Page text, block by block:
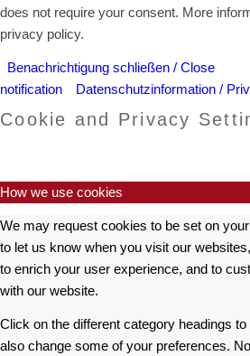
does not require your consent. More
privacy policy.
Benachrichtigung schließen / Close
notification
Datenschutzinformation /
Cookie and Privacy
How we use cookies
We may request cookies to be set on
to let us know when you visit our
to enrich your user experience, and to
with our website.
Click on the different category headings
also change some of your preferences.